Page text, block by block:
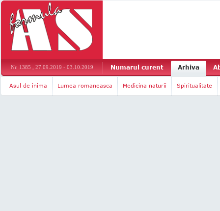
Nr. 1385 , 27.09.2019 - 03.10.2019 Numarul curent Arhiva
Asul de inima Lumea romaneasca Medicina naturii Spiritualitate